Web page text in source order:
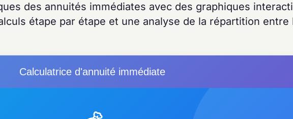
des annuités immédiates avec des graphiques
étape par étape et une analyse de la répartition entre
Calculatrice d'annuité immédiate